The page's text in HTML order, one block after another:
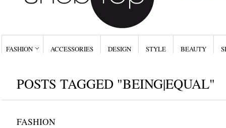
FASHION ACCESSORIES DESIGN STYLE BEAUTY
POSTS TAGGED "BEING|EQUAL"
FASHION